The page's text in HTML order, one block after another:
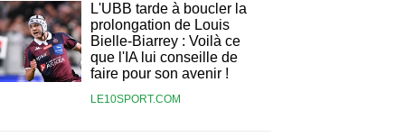
L'UBB tarde à boucler la
prolongation de Louis
Bielle-Biarrey : Voilà ce
que l'IA lui conseille de
faire pour son avenir !
LE10SPORT.COM